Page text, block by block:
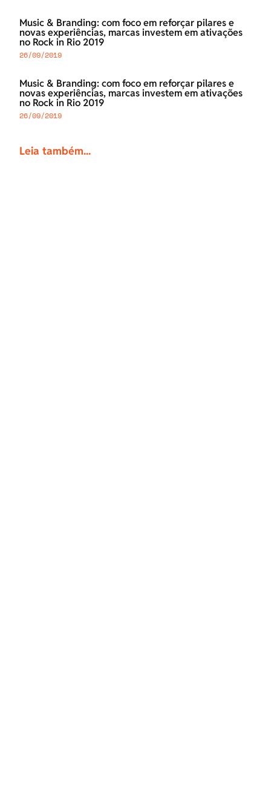
Music & Branding: com foco em reforçar pilares e
novas experiências, marcas investem em ativações
no Rock in Rio 2019
26/09/2019
Music & Branding: com foco em reforçar pilares e
novas experiências, marcas investem em ativações
no Rock in Rio 2019
26/09/2019
Leia também...